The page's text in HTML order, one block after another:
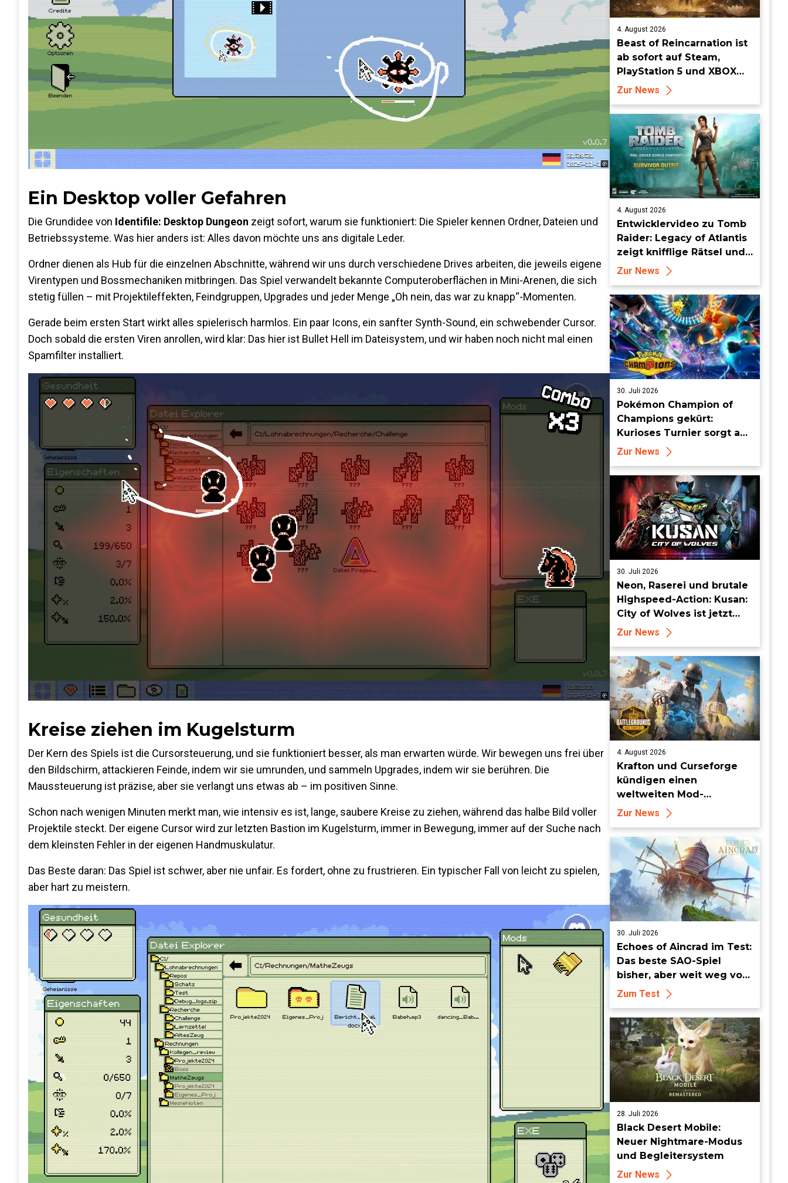
Ein Desktop voller Gefahren
Die Grundidee von Identifile: Desktop Dungeon zeigt sofort, warum sie funktioniert: Die Spieler kennen Ordner, Dateien und
Betriebssysteme. Was hier anders ist: Alles davon möchte uns ans digitale Leder.
Ordner dienen als Hub für die einzelnen Abschnitte, während wir uns durch verschiedene Drives arbeiten, die jeweils eigene
Virentypen und Bossmechaniken mitbringen. Das Spiel verwandelt bekannte Computeroberflächen in Mini-Arenen, die sich
stetig füllen – mit Projektileffekten, Feindgruppen, Upgrades und jeder Menge „Oh nein, das war zu knapp“-Momenten.
Gerade beim ersten Start wirkt alles spielerisch harmlos. Ein paar Icons, ein sanfter Synth-Sound, ein schwebender Cursor.
Doch sobald die ersten Viren anrollen, wird klar: Das hier ist Bullet Hell im Dateisystem, und wir haben noch nicht mal einen
Spamfilter installiert.
Kreise ziehen im Kugelsturm
Der Kern des Spiels ist die Cursorsteuerung, und sie funktioniert besser, als man erwarten würde. Wir bewegen uns frei über
den Bildschirm, attackieren Feinde, indem wir sie umrunden, und sammeln Upgrades, indem wir sie berühren. Die
Maussteuerung ist präzise, aber sie verlangt uns etwas ab – im positiven Sinne.
Schon nach wenigen Minuten merkt man, wie intensiv es ist, lange, saubere Kreise zu ziehen, während das halbe Bild voller
Projektile steckt. Der eigene Cursor wird zur letzten Bastion im Kugelsturm, immer in Bewegung, immer auf der Suche nach
dem kleinsten Fehler in der eigenen Handmuskulatur.
Das Beste daran: Das Spiel ist schwer, aber nie unfair. Es fordert, ohne zu frustrieren. Ein typischer Fall von leicht zu spielen,
aber hart zu meistern.
4. August 2026
Beast of Reincarnation ist
ab sofort auf Steam,
PlayStation 5 und XBOX
Series X|S erhältlich
Zur News
4. August 2026
Entwicklervideo zu Tomb
Raider: Legacy of Atlantis
zeigt knifflige Rätsel und
tückische Fallen
Zur News
30. Juli 2026
Pokémon Champion of
Champions gekürt:
Kurioses Turnier sorgt auf
Londoner Bühne für
Zur News
30. Juli 2026
Neon, Raserei und brutale
Highspeed-Action: Kusan:
City of Wolves ist jetzt
erhältlich!
Zur News
4. August 2026
Krafton und Curseforge
kündigen einen
weltweiten Mod-
Wettbewerb mit einem
Preisgeld von 95.000 US-
Dollar an
Zur News
30. Juli 2026
Echoes of Aincrad im Test:
Das beste SAO-Spiel
bisher, aber weit weg vom
Meisterwerk
Zum Test
28. Juli 2026
Black Desert Mobile:
Neuer Nightmare-Modus
und Begleitersystem
Zur News